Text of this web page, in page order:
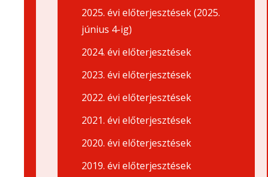
2025. évi előterjesztések (2025.
június 4-ig)
2024. évi előterjesztések
2023. évi előterjesztések
2022. évi előterjesztések
2021. évi előterjesztések
2020. évi előterjesztések
2019. évi előterjesztések